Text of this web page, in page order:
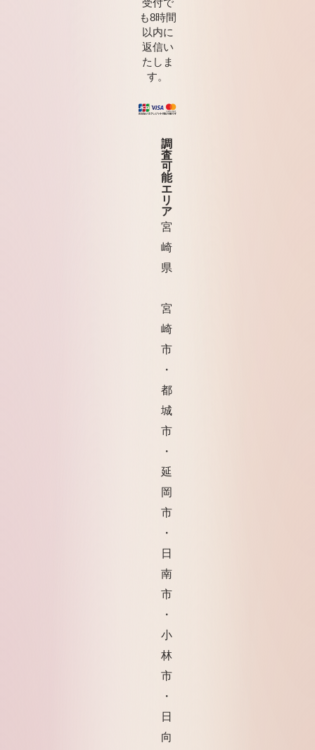
受付で
も8時間
以内に
返信い
たしま
す。
調
査
可
能
エ
リ
ア
宮
崎
県
宮
崎
市
・
都
城
市
・
延
岡
市
・
日
南
市
・
小
林
市
・
日
向